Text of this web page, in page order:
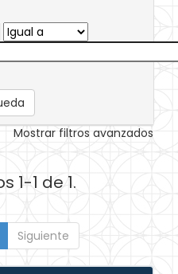
Mostrar filtros avanzados
1-1 de 1.
Siguiente